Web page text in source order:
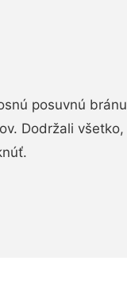
posuvnú
Dodržali